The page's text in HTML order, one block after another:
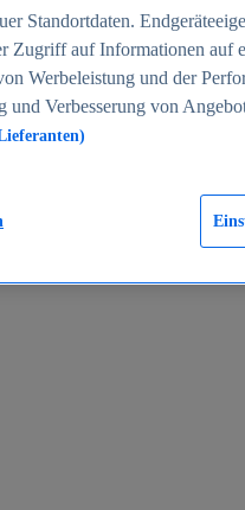
2005-2025
Standortdaten.
Zugriff auf Informationen auf
Werbeleistung und der
Verbesserung von